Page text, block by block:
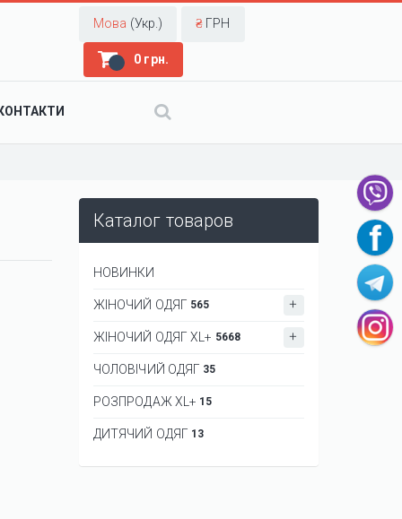
Мова (Укр.) ₴ ГРН
0 грн.
КОНТАКТИ
Каталог товаров
НОВИНКИ
ЖІНОЧИЙ ОДЯГ 565
ЖІНОЧИЙ ОДЯГ XL+ 5668
ЧОЛОВІЧИЙ ОДЯГ 35
РОЗПРОДАЖ XL+ 15
ДИТЯЧИЙ ОДЯГ 13